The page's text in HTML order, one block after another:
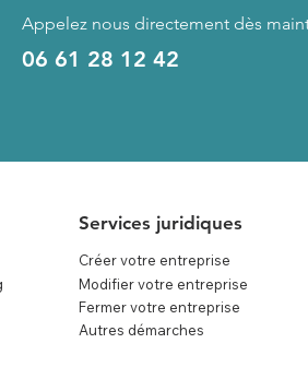
Appelez nous directement dès
06 61 28 12 42
Services juridiques
Créer votre entreprise
Modifier votre entreprise
Fermer votre entreprise
Autres démarches